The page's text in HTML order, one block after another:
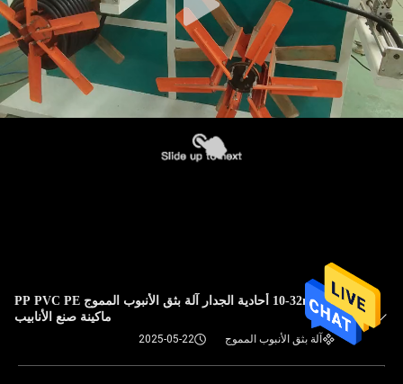
10-32mm أحادية الجدار آلة بثق الأنبوب المموج PP PVC PE
ماكينة صنع الأنابيب
آلة بثق الأنبوب المموج 2025-05-22